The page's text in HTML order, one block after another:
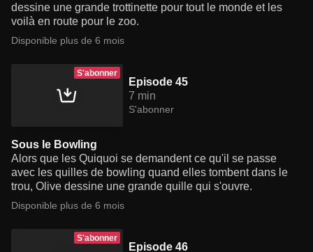
dessine une grande trottinette pour tout le monde et les
voilà en route pour le zoo.
Disponible plus de 6 mois
S'abonner
Episode 45
7 min
S'abonner
Sous le Bowling
Alors que les Quiquoi se demandent ce qu'il se passe
avec les quilles de bowling quand elles tombent dans le
trou, Olive dessine une grande quille qui s'ouvre.
Disponible plus de 6 mois
S'abonner
Episode 46